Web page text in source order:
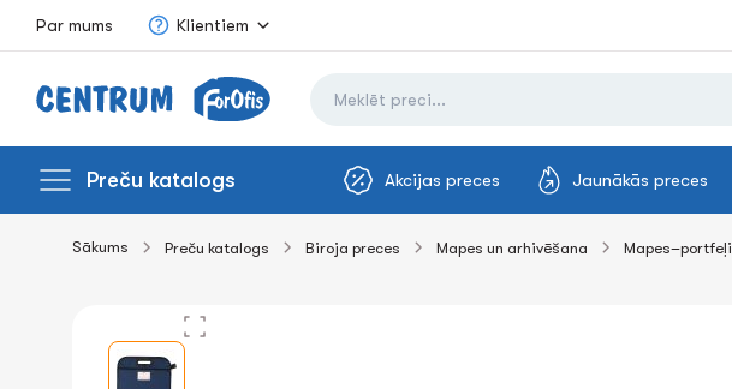
Par mums Klientiem
Preču katalogs Akcijas preces Jaunākās preces
Sākums Preču katalogs Biroja preces Mapes un arhivēšana Mapes–portfeļi